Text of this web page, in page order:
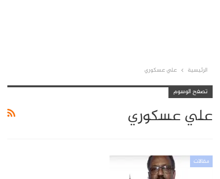
الرئيسية علي عسكوري
تصفح الوسوم
علي عسكوري
مقالات